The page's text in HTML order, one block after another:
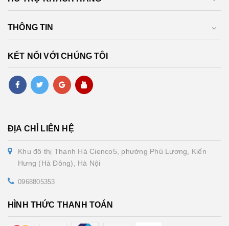
THÔNG TIN
KẾT NỐI VỚI CHÚNG TÔI
ĐỊA CHỈ LIÊN HỆ
Khu đô thị Thanh Hà Cienco5, phường Phú Lương, Kiến
Hưng (Hà Đông), Hà Nội
0968805353
HÌNH THỨC THANH TOÁN